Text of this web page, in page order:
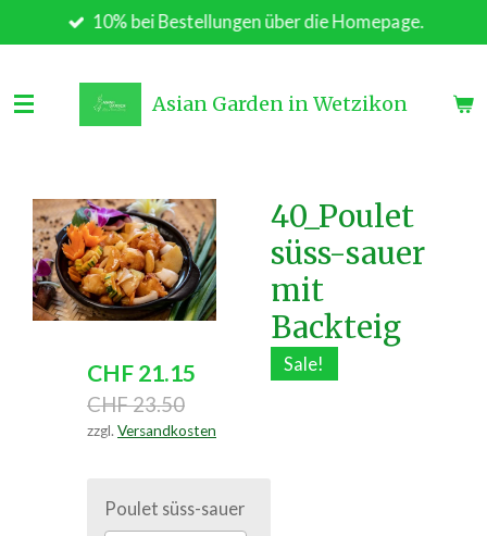
Hauptinhalt
10% bei Bestellungen über die Homepage.
Asian Garden in Wetzikon
40_Poulet
süss-sauer
mit
Backteig
Sale!
CHF 21.15
CHF 23.50
zzgl. Versandkosten
Poulet süss-sauer